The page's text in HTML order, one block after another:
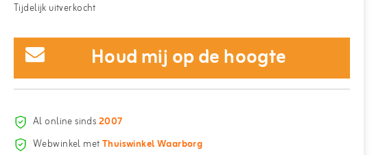
Tijdelijk uitverkocht
Houd mij op de hoogte
Al online sinds2007
Webwinkel metThuiswinkel Waarborg